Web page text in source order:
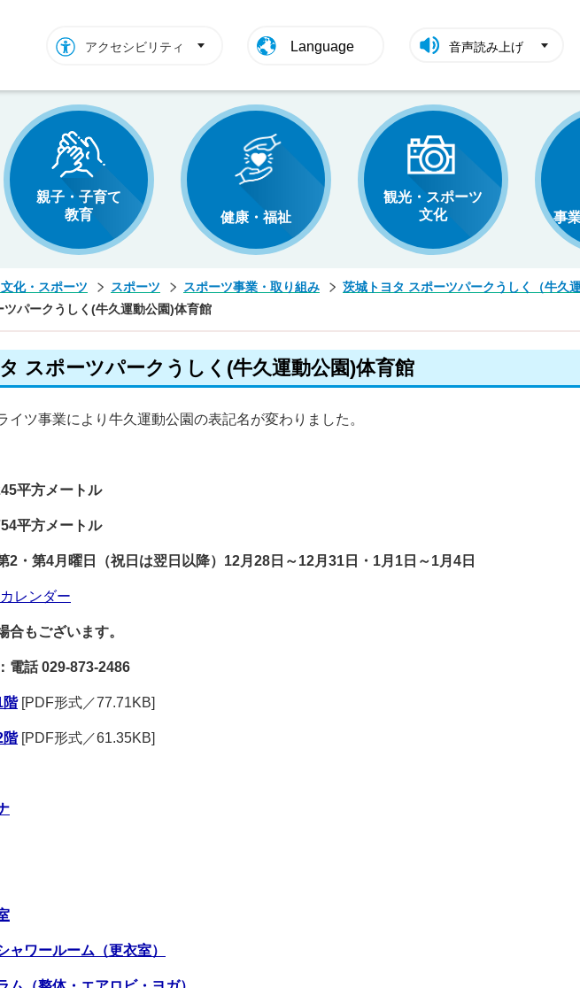
アクセシビリティ Language 音声読み上げ
親子・子育て
教育
健康・福祉
観光・スポーツ
文化
事
化・スポーツ スポーツ スポーツ事業・取り組み
茨城トヨタ スポーツパークうしく（牛久運
ツパークうしく(牛久運動公園)体育館
スポーツパークうしく(牛久運動公園)体育館
イツ事業により牛久運動公園の表記名が変わりました。
平方メートル
平方メートル
2・第4月曜日（祝日は翌日以降）12月28日～12月31日・1月1日～1月4日
レンダー
もございます。
電話 029-873-2486
階 [PDF形式／77.71KB]
階 [PDF形式／61.35KB]
ャワールーム（更衣室）